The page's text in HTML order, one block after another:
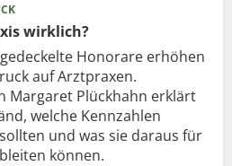
wirklich?
Honorare erhöhen
auf Arztpraxen.
Margaret Plückhahn erklärt
welche Kennzahlen
und was sie daraus für
können.